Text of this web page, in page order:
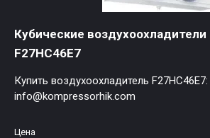
Кубические воздухоохладители
F27HC46E7
Купить воздухоохладитель F27HC46E7:
info@kompressorhik.com
Цена